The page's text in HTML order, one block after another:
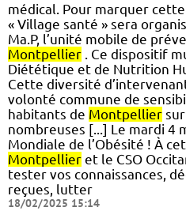
médical. Pour marquer
« Village santé » sera
Ma.P, l’unité mobile de
Montpellier . Ce dispositif
Diététique et de Nutrition
Cette diversité
volonté commune de
habitants de Montpellier
nombreuses [...] Le mardi 4
Mondiale de l’Obésité ! À
Montpellier et le CSO
tester vos connaissances,
reçues, lutter
18/02/2025 15:14